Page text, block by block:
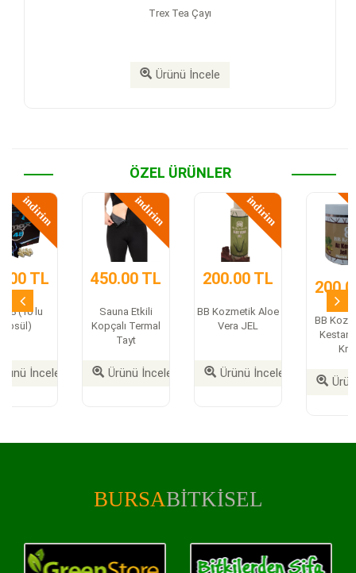
Trex Tea Çayı
Ürünü İncele
ÖZEL ÜRÜNLER
indirim
200.00 TL
BB Kozmetik At
Ürünü İncele
150.00 TL
BB Kozmetik
Ürünü İncele
indirim
450.00 TL
BB Kozmetik SDF-
EGZM Kremi
Ürünü İncele
BURSABITKISEL